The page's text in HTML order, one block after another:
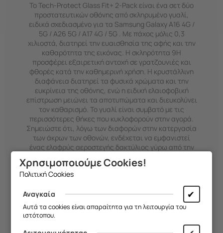
Το Tech-Protect Glass Fit+ 2-Pack είναι ένα σετ δύο
προστατευτικών οθόνης από σκληρυμένο γυαλί,
ειδικά σχεδιασμένο για τα Samsung Galaxy A16 4G /
5G / A26 5G / A17 4G / 5G . Με πάχος μόλις 0,3
χιλιοστά, διατηρεί την ευαισθησία της αφής και την
καθαρότητα της εικόνας. Η σκληρότητα 9H
προσφέρει εξαιρετική αντοχή σε γρατζουνιές και
φθορές κατά την καθημερινή χρήση. Η κρυστάλλινη
διαφάνεια διατηρεί τα φυσικά χρώματα και την
ευκρίνεια της οθόνης, ενώ η ειδική ελαιοφοβική
επίστρωση μειώνει τα αποτυπώματα και διευκολύνει
τον καθαρισμό. Το γυαλί είναι συμβατό με τις
περισσότερες θήκες που κυκλοφορούν στην αγορά.
Σημειώστε ότι, λόγω των διαφορών στην κατεργασία
των άκρων των οθονών, ενδέχεται να εμφανιστεί
ένας ελαφρύς αεροστεγής δακτύλιος γύρω από την
οθόνη μετά την εγκατάσταση, κάτι που είναι
φυσιολογικό και εξαρτάται από την κατασκευή της
συγκεκριμένης συσκευής.
Σκληρυμένο γυαλί με σκληρότητα 9H.
Χρησιμοποιούμε Cookies!
Πολιτική Cookies
Αναγκαία ✔
Αυτά τα cookies είναι απαραίτητα για τη λειτουργία του
ιστότοπου.